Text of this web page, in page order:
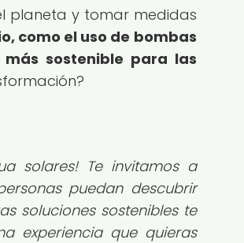
planeta y tomar medidas
como el uso de bombas
sostenible para las
solares! Te invitamos a
puedan descubrir
soluciones sostenibles te
experiencia que quieras